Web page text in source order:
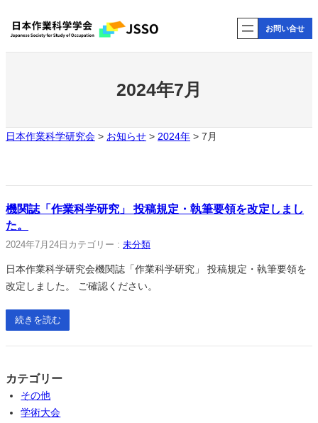
容
お問い合せ
2024年7月
日本作業科学研究会 > お知らせ > 2024年 > 7月
機関誌「作業科学研究」 投稿規定・執筆要領を改定しまし
た。
2024年7月24日 カテゴリー : 未分類
日本作業科学研究会機関誌「作業科学研究」 投稿規定・執筆要領を
改定しました。 ご確認ください。
続きを読む
カテゴリー
その他
学術大会